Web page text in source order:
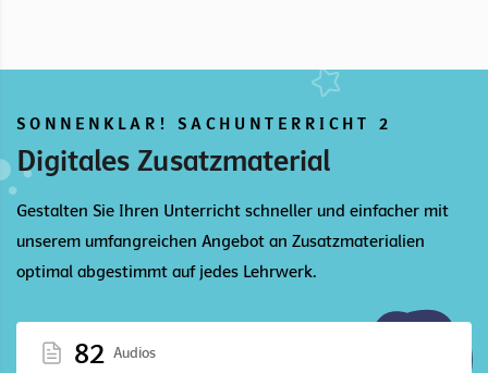
SONNENKLAR! SACHUNTERRICHT 2
Digitales Zusatzmaterial
Gestalten Sie Ihren Unterricht schneller und einfacher mit
unserem umfangreichen Angebot an Zusatzmaterialien
optimal abgestimmt auf jedes Lehrwerk.
82 Audios